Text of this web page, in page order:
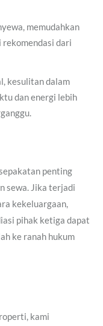
memudahkan
dari
kesulitan dalam
dan energi lebih
penting
sewa. Jika terjadi
kekeluargaan,
pihak ketiga dapat
ke ranah hukum
kami